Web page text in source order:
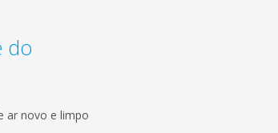
do
ar novo e limpo